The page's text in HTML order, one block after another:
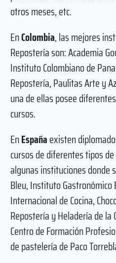
otros meses, etc.
EnColombia, las mejores
Repostería son: Academia
Instituto Colombiano de
Repostería, Paulitas Arte y
una de ellas posee
cursos.
EnEspañaexisten
cursos de diferentes tipos
algunas instituciones donde
Bleu, Instituto Gastronómico
Internacional de Cocina,
Repostería y Heladería de la
Centro de Formación
de pastelería de Paco